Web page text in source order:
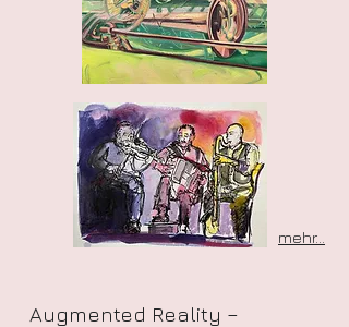
mehr...
Augmented Reality –